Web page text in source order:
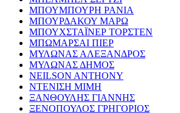
ΜΠΟΥΜΠΟΥΡΗ ΡΑΝΙΑ
ΜΠΟΥΡΔΑΚΟΥ ΜΑΡΩ
ΜΠΟΥΧΣΤΑΪΝΕΡ ΤΟΡΣΤΕΝ
ΜΠΩΜΑΡΣΑΙ ΠΙΕΡ
ΜΥΛΩΝΑΣ ΑΛΕΞΑΝΔΡΟΣ
ΜΥΛΩΝΑΣ ΔΗΜΟΣ
NEILSON ANTHONY
ΝΤΕΝΙΣΗ ΜΙΜΗ
ΞΑΝΘΟΥΛΗΣ ΓΙΑΝΝΗΣ
ΞΕΝΟΠΟΥΛΟΣ ΓΡΗΓΟΡΙΟΣ